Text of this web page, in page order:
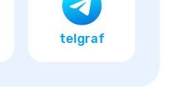
telgraf